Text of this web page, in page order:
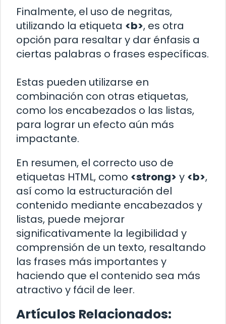
Finalmente, el uso de negritas,
utilizando la etiqueta <b>, es otra
opción para resaltar y dar énfasis a
ciertas palabras o frases específicas.
Estas pueden utilizarse en
combinación con otras etiquetas,
como los encabezados o las listas,
para lograr un efecto aún más
impactante.
En resumen, el correcto uso de
etiquetas HTML, como <strong> y <b>,
así como la estructuración del
contenido mediante encabezados y
listas, puede mejorar
significativamente la legibilidad y
comprensión de un texto, resaltando
las frases más importantes y
haciendo que el contenido sea más
atractivo y fácil de leer.
Artículos Relacionados: